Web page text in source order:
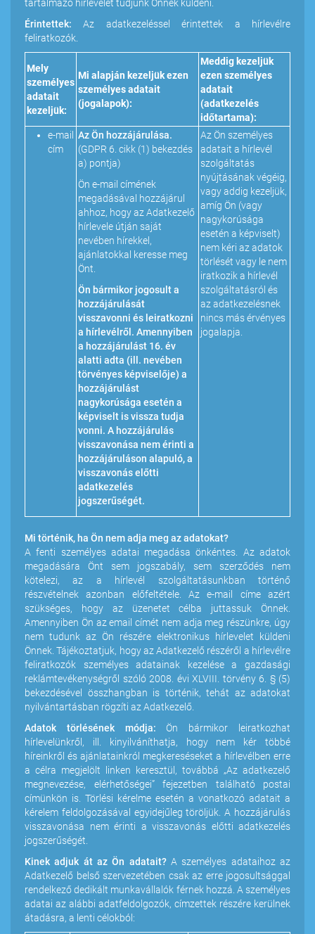
tartalmazó hírlevelet tudjunk Önnek küldeni.
Érintettek: Az adatkezeléssel érintettek a hírlevélre
feliratkozók.
Mely
személyes
adatait
kezeljük:
Mi alapján kezeljük ezen
személyes adatait
(jogalapok):
Meddig kezeljük
ezen személyes
adatait
(adatkezelés
időtartama):
e-mail
cím
Az Ön hozzájárulása.
(GDPR 6. cikk (1) bekezdés
a) pontja)
Ön e-mail címének
megadásával hozzájárul
ahhoz, hogy az Adatkezelő
hírlevele útján saját
nevében hírekkel,
ajánlatokkal keresse meg
Önt.
Ön bármikor jogosult a
hozzájárulását
visszavonni és leiratkozni
a hírlevélről. Amennyiben
a hozzájárulást 16. év
alatti adta (ill. nevében
törvényes képviselője) a
hozzájárulást
nagykorúsága esetén a
képviselt is vissza tudja
vonni. A hozzájárulás
visszavonása nem érinti a
hozzájáruláson alapuló, a
visszavonás előtti
adatkezelés
jogszerűségét.
Az Ön személyes
adatait a hírlevél
szolgáltatás
nyújtásának végéig,
vagy addig kezeljük,
amíg Ön (vagy
nagykorúsága
esetén a képviselt)
nem kéri az adatok
törlését vagy le nem
iratkozik a hírlevél
szolgáltatásról és
az adatkezelésnek
nincs más érvényes
jogalapja.
Mi történik, ha Ön nem adja meg az adatokat?
A fenti személyes adatai megadása önkéntes. Az adatok
megadására Önt sem jogszabály, sem szerződés nem
kötelezi, az a hírlevél szolgáltatásunkban történő
részvételnek azonban előfeltétele. Az e-mail címe azért
szükséges, hogy az üzenetet célba juttassuk Önnek.
Amennyiben Ön az email címét nem adja meg részünkre, úgy
nem tudunk az Ön részére elektronikus hírlevelet küldeni
Önnek. Tájékoztatjuk, hogy az Adatkezelő részéről a hírlevélre
feliratkozók személyes adatainak kezelése a gazdasági
reklámtevékenységről szóló 2008. évi XLVIII. törvény 6. § (5)
bekezdésével összhangban is történik, tehát az adatokat
nyilvántartásban rögzíti az Adatkezelő.
Adatok törlésének módja: Ön bármikor leiratkozhat
hírlevelünkről, ill. kinyilváníthatja, hogy nem kér többé
híreinkről és ajánlatainkról megkereséseket a hírlevélben erre
a célra megjelölt linken keresztül, továbbá „Az adatkezelő
megnevezése, elérhetőségei” fejezetben található postai
címünkön is. Törlési kérelme esetén a vonatkozó adatait a
kérelem feldolgozásával egyidejűleg töröljük. A hozzájárulás
visszavonása nem érinti a visszavonás előtti adatkezelés
jogszerűségét.
Kinek adjuk át az Ön adatait?A személyes adataihoz az
Adatkezelő belső szervezetében csak az erre jogosultsággal
rendelkező dedikált munkavállalók férnek hozzá. A személyes
adatai az alábbi adatfeldolgozók, címzettek részére kerülnek
átadásra, a lenti célokból: